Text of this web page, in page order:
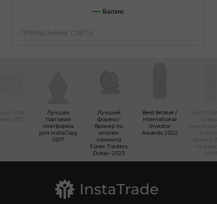
Баланс
ПРИБЫЛЬНЫЕ СЧЕТА
Лучшая
торговая
платформа
для InstaCopy
2017
Лучший
Форекс-
брокер по
итогам
саммита
Forex Traders
Dubai–2023
Best Broker /
International
Investor
Awards 2022